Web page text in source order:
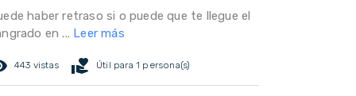
haber retraso si o puede que te llegue el
en ... Leer más
443 vistas volunteer_activism Útil para 1 persona(s)